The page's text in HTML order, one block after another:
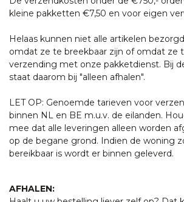
kleine pakketten €7,50 en voor eigen
Helaas kunnen niet alle artikelen
omdat ze te breekbaar zijn of omdat ze
verzending met onze pakketdienst. Bij
staat daarom bij "alleen afhalen".
LET OP: Genoemde tarieven voor
binnen NL en BE m.u.v. de eilanden.
mee dat alle leveringen alleen worden
op de begane grond. Indien de woning
bereikbaar is wordt er binnen geleverd.
AFHALEN: